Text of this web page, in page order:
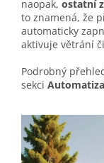
naopak, ostatní
to znamená, že
automaticky
aktivuje větrání
Podrobný
sekci